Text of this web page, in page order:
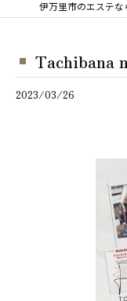
Tachibana
2023/03/26